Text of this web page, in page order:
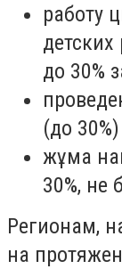
работу
до 30%
(до 30%)
жұма
30%, не
Регионам,
на